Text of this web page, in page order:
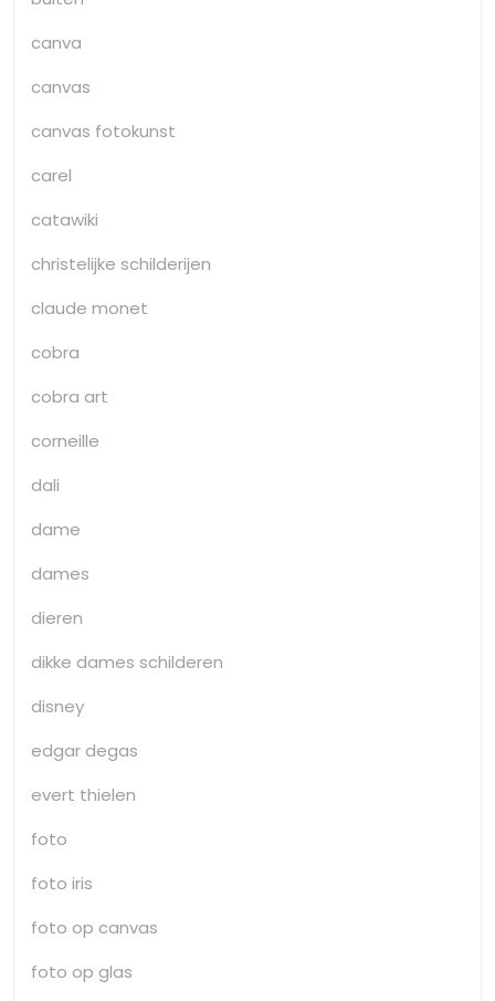
canva
canvas
canvas fotokunst
carel
catawiki
christelijke schilderijen
claude monet
cobra
cobra art
corneille
dali
dame
dames
dieren
dikke dames schilderen
disney
edgar degas
evert thielen
foto
foto iris
foto op canvas
foto op glas